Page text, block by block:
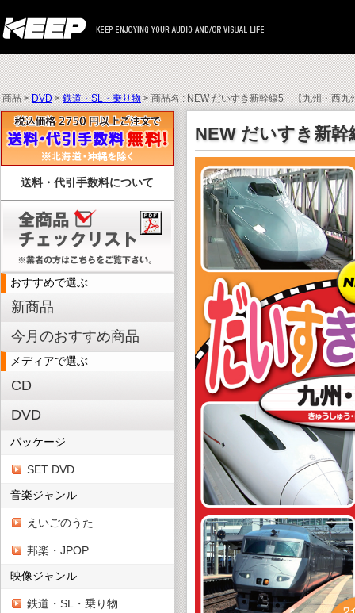
商品 >DVD>鉄道・SL・乗り物> 商品名 : NEW だいすき新幹線5 【九州・西九
送料・代引手数料について
おすすめで選ぶ
新商品
今月のおすすめ商品
メディアで選ぶ
CD
DVD
パッケージ
SET DVD
音楽ジャンル
えいごのうた
邦楽・JPOP
映像ジャンル
鉄道・SL・乗り物
NEW だいすき新